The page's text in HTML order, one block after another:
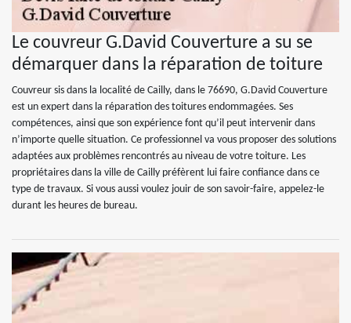
Le couvreur G.David Couverture a su se
démarquer dans la réparation de toiture
Couvreur sis dans la localité de Cailly, dans le 76690, G.David Couverture
est un expert dans la réparation des toitures endommagées. Ses
compétences, ainsi que son expérience font qu’il peut intervenir dans
n’importe quelle situation. Ce professionnel va vous proposer des solutions
adaptées aux problèmes rencontrés au niveau de votre toiture. Les
propriétaires dans la ville de Cailly préfèrent lui faire confiance dans ce
type de travaux. Si vous aussi voulez jouir de son savoir-faire, appelez-le
durant les heures de bureau.